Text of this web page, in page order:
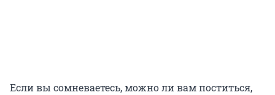
Если вы сомневаетесь, можно ли вам поститься,